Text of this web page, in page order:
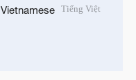
Vietnamese Tiếng Việt